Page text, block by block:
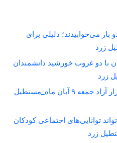
می‌خوابیدند؛ دلیلی برای
زرد
دو غروب خورشید دانشمندان
زرد
آخرین قیمت ماشین در بازار آزاد جمعه ۹ آبان ماه_مستطیل
توانایی‌های اجتماعی کودکان
زرد